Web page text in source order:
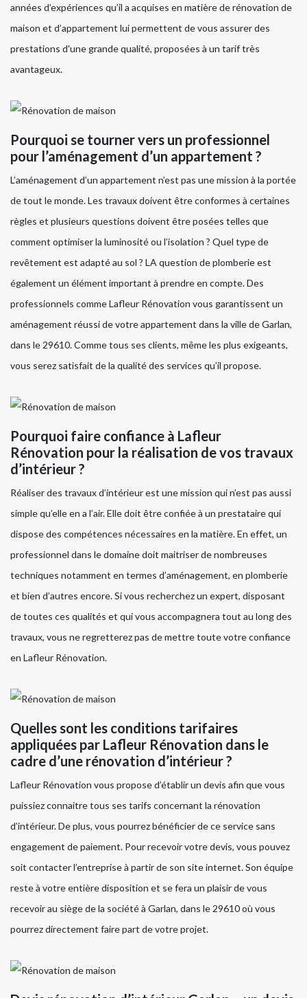
années d’expériences qu’il a acquises en matière de rénovation de
maison et d’appartement lui permettent de vous assurer des
prestations d'une grande qualité, proposées à un tarif très
avantageux.
Pourquoi se tourner vers un professionnel
pour l’aménagement d’un appartement ?
L’aménagement d’un appartement n’est pas une mission à la portée
de tout le monde. Les travaux doivent être conformes à certaines
règles et plusieurs questions doivent être posées telles que
comment optimiser la luminosité ou l’isolation ? Quel type de
revêtement est adapté au sol ? LA question de plomberie est
également un élément important à prendre en compte. Des
professionnels comme Lafleur Rénovation vous garantissent un
aménagement réussi de votre appartement dans la ville de Garlan,
dans le 29610. Comme tous ses clients, même les plus exigeants,
vous serez satisfait de la qualité des services qu’il propose.
Pourquoi faire confiance à Lafleur
Rénovation pour la réalisation de vos travaux
d’intérieur ?
Réaliser des travaux d’intérieur est une mission qui n’est pas aussi
simple qu’elle en a l’air. Elle doit être confiée à un prestataire qui
dispose des compétences nécessaires en la matière. En effet, un
professionnel dans le domaine doit maitriser de nombreuses
techniques notamment en termes d’aménagement, en plomberie
et bien d’autres encore. Si vous recherchez un expert, disposant
de toutes ces qualités et qui vous accompagnera tout au long des
travaux, vous ne regretterez pas de mettre toute votre confiance
en Lafleur Rénovation.
Quelles sont les conditions tarifaires
appliquées par Lafleur Rénovation dans le
cadre d’une rénovation d’intérieur ?
Lafleur Rénovation vous propose d’établir un devis afin que vous
puissiez connaitre tous ses tarifs concernant la rénovation
d’intérieur. De plus, vous pourrez bénéficier de ce service sans
engagement de paiement. Pour recevoir votre devis, vous pouvez
soit contacter l’entreprise à partir de son site internet. Son équipe
reste à votre entière disposition et se fera un plaisir de vous
recevoir au siège de la société à Garlan, dans le 29610 où vous
pourrez directement faire part de votre projet.